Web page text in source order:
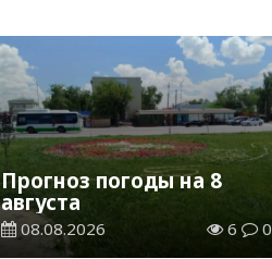
Прогноз погоды на 8
августа
08.08.2026 6 0